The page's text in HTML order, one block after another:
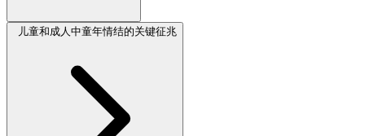
儿童和成人中童年情结的关键征兆